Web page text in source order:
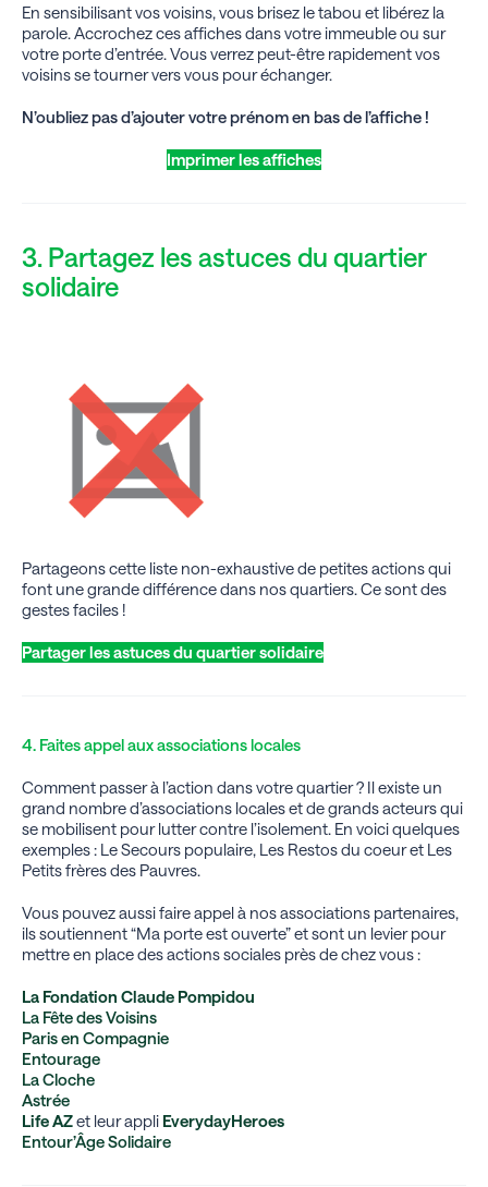
En sensibilisant vos voisins, vous brisez le tabou et libérez la
parole. Accrochez ces affiches dans votre immeuble ou sur
votre porte d’entrée. Vous verrez peut-être rapidement vos
voisins se tourner vers vous pour échanger.
N’oubliez pas d’ajouter votre prénom en bas de l’affiche !
Imprimer les affiches
3. Partagez les astuces du quartier
solidaire
Partageons cette liste non-exhaustive de petites actions qui
font une grande différence dans nos quartiers. Ce sont des
gestes faciles !
Partager les astuces du quartier solidaire
4. Faites appel aux associations locales
Comment passer à l’action dans votre quartier ? Il existe un
grand nombre d’associations locales et de grands acteurs qui
se mobilisent pour lutter contre l’isolement. En voici quelques
exemples : Le Secours populaire, Les Restos du coeur et Les
Petits frères des Pauvres.
Vous pouvez aussi faire appel à nos associations partenaires,
ils soutiennent “Ma porte est ouverte” et sont un levier pour
mettre en place des actions sociales près de chez vous :
La Fondation Claude Pompidou
La Fête des Voisins
Paris en Compagnie
Entourage
La Cloche
Astrée
Life AZet leur appli EverydayHeroes
Entour’Âge Solidaire